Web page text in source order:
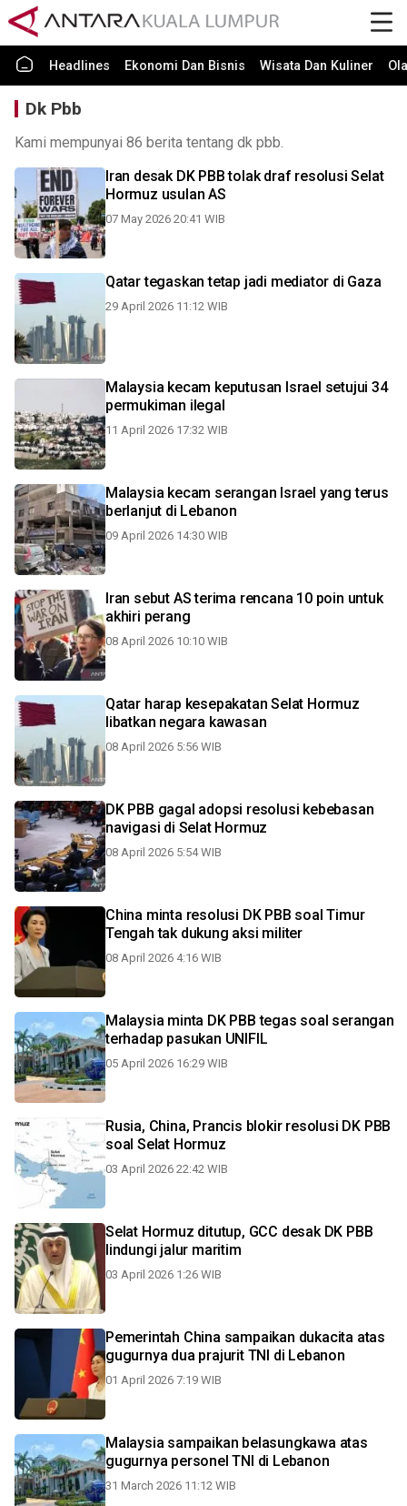
Headlines Ekonomi Dan Bisnis Wisata Dan Kuliner
Dk Pbb
Kami mempunyai 86 berita tentang dk pbb.
Iran desak DK PBB tolak draf resolusi Selat
Hormuz usulan AS
07 May 2026 20:41 WIB
Qatar tegaskan tetap jadi mediator di Gaza
29 April 2026 11:12 WIB
Malaysia kecam keputusan Israel setujui 34
permukiman ilegal
11 April 2026 17:32 WIB
Malaysia kecam serangan Israel yang terus
berlanjut di Lebanon
09 April 2026 14:30 WIB
Iran sebut AS terima rencana 10 poin untuk
akhiri perang
08 April 2026 10:10 WIB
Qatar harap kesepakatan Selat Hormuz
libatkan negara kawasan
08 April 2026 5:56 WIB
DK PBB gagal adopsi resolusi kebebasan
navigasi di Selat Hormuz
08 April 2026 5:54 WIB
China minta resolusi DK PBB soal Timur
Tengah tak dukung aksi militer
08 April 2026 4:16 WIB
Malaysia minta DK PBB tegas soal serangan
terhadap pasukan UNIFIL
05 April 2026 16:29 WIB
Rusia, China, Prancis blokir resolusi DK PBB
soal Selat Hormuz
03 April 2026 22:42 WIB
Selat Hormuz ditutup, GCC desak DK PBB
lindungi jalur maritim
03 April 2026 1:26 WIB
Pemerintah China sampaikan dukacita atas
gugurnya dua prajurit TNI di Lebanon
01 April 2026 7:19 WIB
Malaysia sampaikan belasungkawa atas
gugurnya personel TNI di Lebanon
31 March 2026 11:12 WIB